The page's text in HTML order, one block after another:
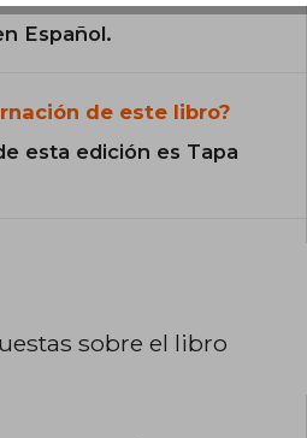
Español.
de este libro?
esta edición es Tapa
sobre el libro